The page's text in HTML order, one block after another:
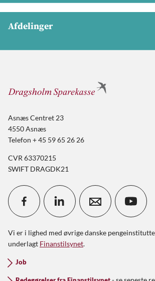
Afdelinger
Asnæs Centret 23
4550 Asnæs
Telefon + 45 59 65 26 26
CVR 63370215
SWIFT DRAGDK21
Vi er i lighed med øvrige danske
underlagt Finanstilsynet.
Job